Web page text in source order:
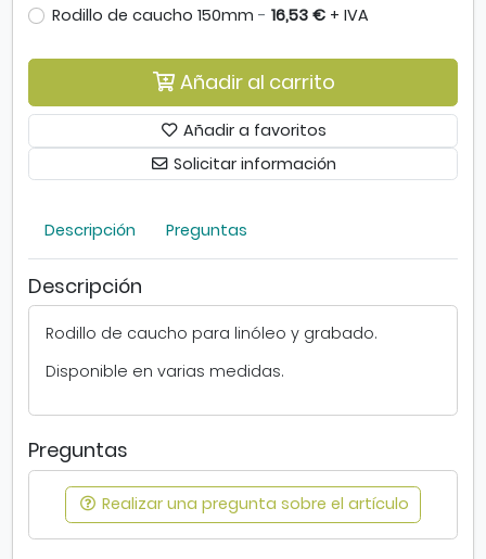
a
a
l
i
o
d
s
i
p
b
l
e
s
.
e
b
r
e
v
Rodillo de caucho 150mm - 16,53 € + IVA
Añadir al carrito
Añadir a favoritos
Solicitar información
Descripción Preguntas
Descripción
Rodillo de caucho para linóleo y grabado.
Disponible en varias medidas.
Preguntas
Realizar una pregunta sobre el artículo